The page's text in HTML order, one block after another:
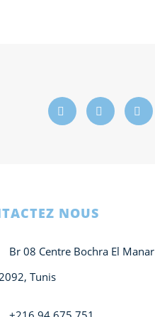
NOUS
Br 08 Centre Bochra El Manar
Tunis